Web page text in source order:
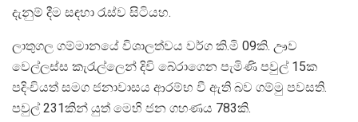
දැනුම් දීම සඳහා රැස්ව සිටියහ.
ලාතුගල ගම්මානයේ විශාලත්වය වර්ග කි.මි 09කි. ඌව
වෙල්ලස්ස කැරැල්ලෙන් දිවි බේරාගෙන පැමිණි පවුල් 15ක
පදිංචියත් සමග ජනාවාසය ආරම්භ වී ඇති බව ගම්මු පවසති.
පවුල් 231කින් යුත් මෙහි ජන ගහණය 783කි.